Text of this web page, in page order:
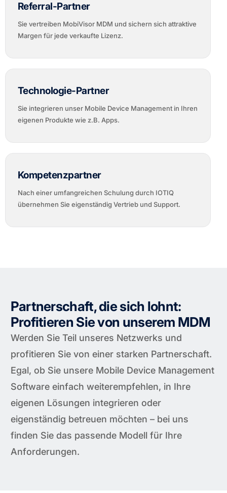
Referral-Partner
Sie vertreiben MobiVisor MDM und sichern sich attraktive
Margen für jede verkaufte Lizenz.
Technologie-Partner
Sie integrieren unser Mobile Device Management in Ihren
eigenen Produkte wie z.B. Apps.
Kompetenzpartner
Nach einer umfangreichen Schulung durch IOTIQ
übernehmen Sie eigenständig Vertrieb und Support.
Partnerschaft, die sich lohnt:
Profitieren Sie von unserem MDM
Werden Sie Teil unseres Netzwerks und
profitieren Sie von einer starken Partnerschaft.
Egal, ob Sie unsere Mobile Device Management
Software einfach weiterempfehlen, in Ihre
eigenen Lösungen integrieren oder
eigenständig betreuen möchten – bei uns
finden Sie das passende Modell für Ihre
Anforderungen.